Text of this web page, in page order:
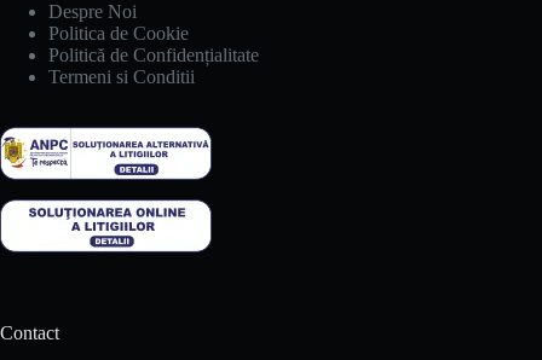
Despre Noi
Politica de Cookie
Politică de Confidențialitate
Termeni si Conditii
Contact